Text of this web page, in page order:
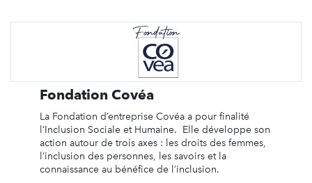
Fondation Covéa
La Fondation d’entreprise Covéa a pour finalité
l’Inclusion Sociale et Humaine. Elle développe son
action autour de trois axes : les droits des femmes,
l’inclusion des personnes, les savoirs et la
connaissance au bénéfice de l’inclusion.